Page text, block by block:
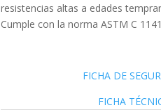
resistencias altas a edades
Cumple con la norma ASTM C
FICHA DE
FICHA